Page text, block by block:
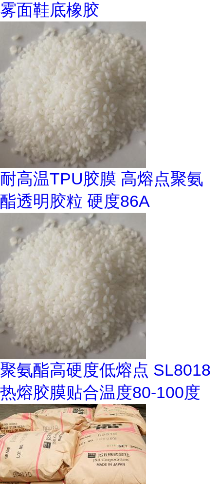
雾面鞋底橡胶
耐高温TPU胶膜 高熔点聚氨
酯透明胶粒 硬度86A
聚氨酯高硬度低熔点 SL8018
热熔胶膜贴合温度80-100度